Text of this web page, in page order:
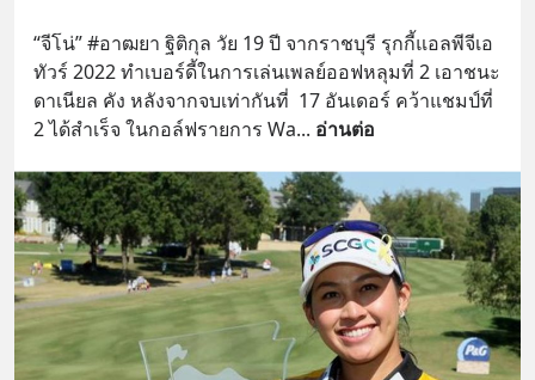
“จีโน่” #อาฒยา ฐิติกุล วัย 19 ปี จากราชบุรี รุกกี้แอลพีจีเอ
ทัวร์ 2022 ทำเบอร์ดี้ในการเล่นเพลย์ออฟหลุมที่ 2 เอาชนะ
ดาเนียล คัง หลังจากจบเท่ากันที่  17 อันเดอร์ คว้าแชมป์ที่
2 ได้สำเร็จ ในกอล์ฟรายการ Wa... อ่านต่อ